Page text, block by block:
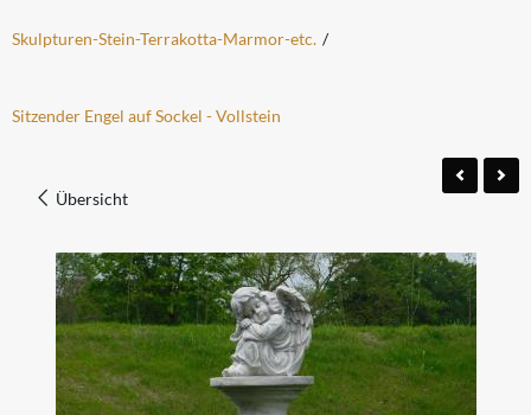
Skulpturen-Stein-Terrakotta-Marmor-etc. /
Sitzender Engel auf Sockel - Vollstein
Übersicht